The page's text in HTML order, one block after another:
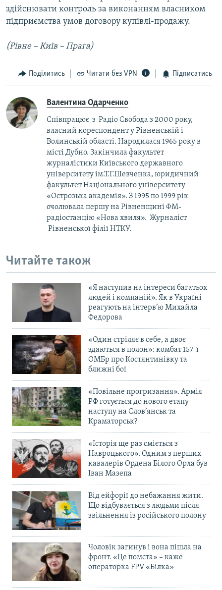
здійснювати контроль за виконанням власником
підприємства умов договору купівлі-продажу.
(Рівне – Київ – Прага)
Поділитись Читати без VPN Підписатись
Валентина Одарченко
Співпрацює з Радіо Свобода з 2000 року,
власний кореспондент у Рівненській і
Волинській області. Народилася 1965 року в
місті Дубно. Закінчила факультет
журналістики Київського державного
університету ім.Т.Г.Шевченка, юридичний
факультет Національного університету
«Острозька академія». З 1995 по 1999 рік
очолювала першу на Рівненщині ФМ-
радіостанцію «Нова хвиля». Журналіст
Рівненської філії НТКУ.
Читайте також
«Я наступив на інтереси багатьох
людей і компаній». Як в Україні
реагують на інтерв’ю Михайла
Федорова
«Один стріляє в себе, а двоє
здаються в полон»: комбат 157-ї
ОМБр про Костянтинівку та
ближні бої
«Повільне прогризання». Армія
РФ готується до нового етапу
наступу на Слов’янськ та
Краматорськ?
«Історія ще раз сміється з
Навроцького». Одним з перших
кавалерів Ордена Білого Орла був
Іван Мазепа
Від ейфорії до небажання жити.
Що відбувається з людьми після
звільнення із російського полону
Чоловік загинув і вона пішла на
фронт. «Це помста» – каже
операторка FPV «Білка»